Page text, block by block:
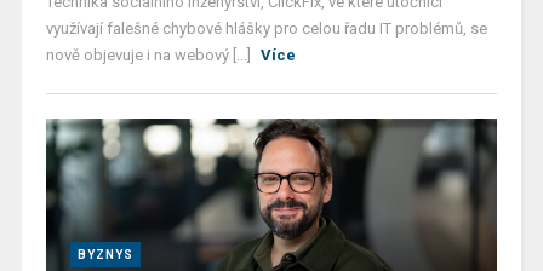
využívají falešné chybové hlášky pro celou řadu IT problémů, se
nově objevuje i na webový [...]
Více
BYZNYS